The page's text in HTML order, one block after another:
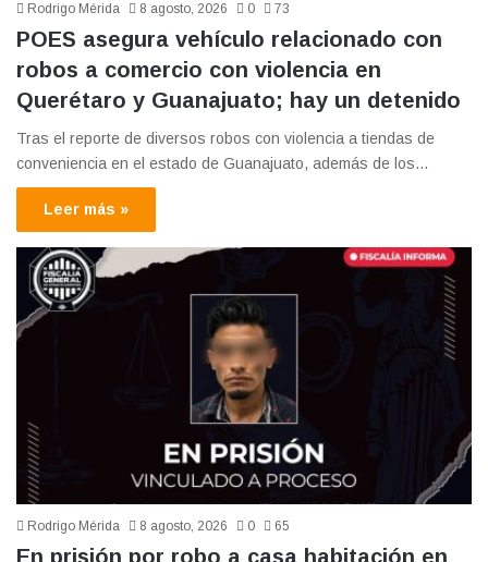
Rodrigo Mérida 8 agosto, 2026 0 73
POES asegura vehículo relacionado con
robos a comercio con violencia en
Querétaro y Guanajuato; hay un detenido
Tras el reporte de diversos robos con violencia a tiendas de
conveniencia en el estado de Guanajuato, además de los…
Leer más »
Rodrigo Mérida 8 agosto, 2026 0 65
En prisión por robo a casa habitación en